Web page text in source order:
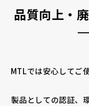
品質向上・
MTLでは安心してご
製品としての認証、